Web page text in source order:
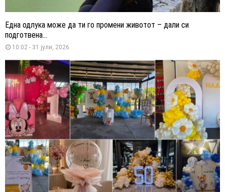
Една одлука може да ти го промени животот – дали си
подготвена...
10:02 - 31 јули, 2026